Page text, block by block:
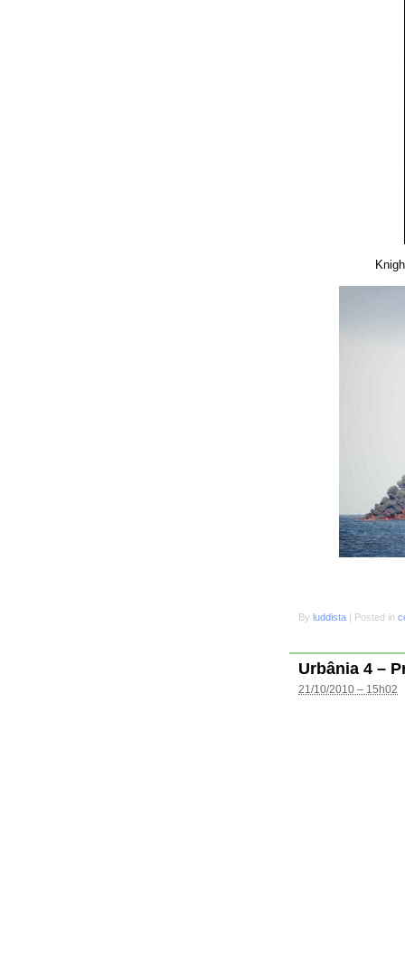
By luddista | Posted in
Urbânia 4 –
21/10/2010 – 15h02